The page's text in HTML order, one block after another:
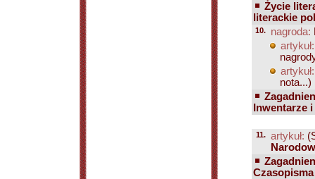
Życie
literackie
10. nagroda:
artykuł:
artykuł:
nota...)
Inwentarze
11. artykuł: